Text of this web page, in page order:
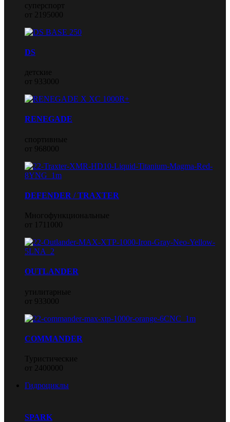
суперспорт
от 2195000
DS
детские
от 933000
RENEGADE
спортивные
от 968000
DEFENDER / TRAXTER
Многофункциональные
от 1711000
OUTLANDER
утилитарные
от 933000
COMMANDER
Туристические
от 2400000
Гидроциклы
SPARK